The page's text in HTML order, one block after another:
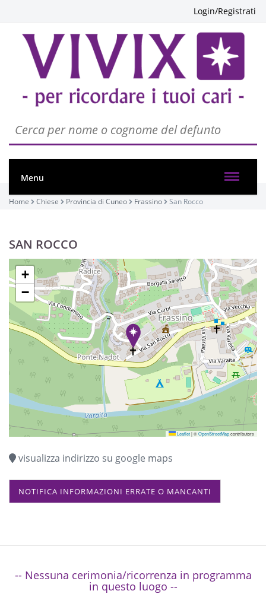
Login/Registrati
Menu
Home Chiese Provincia di Cuneo Frassino San Rocco
SAN ROCCO
+
−
Leaflet|©OpenStreetMapcontributors
visualizza indirizzo su google maps
NOTIFICA INFORMAZIONI ERRATE O MANCANTI
-- Nessuna cerimonia/ricorrenza in programma
in questo luogo --